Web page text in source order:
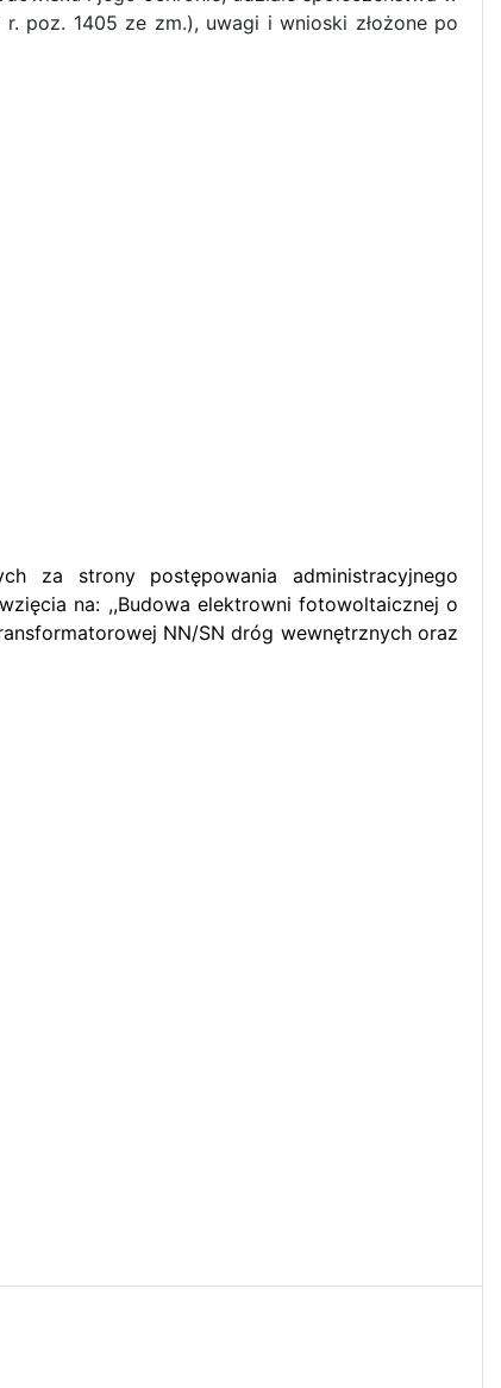
poz. 1405 ze zm.), uwagi i wnioski złożone po
za strony postępowania administracyjnego
na: ,,Budowa elektrowni fotowoltaicznej o
NN/SN dróg wewnętrznych oraz